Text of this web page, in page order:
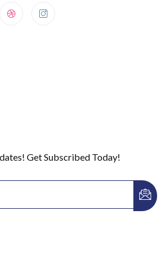
Get Subscribed Today!